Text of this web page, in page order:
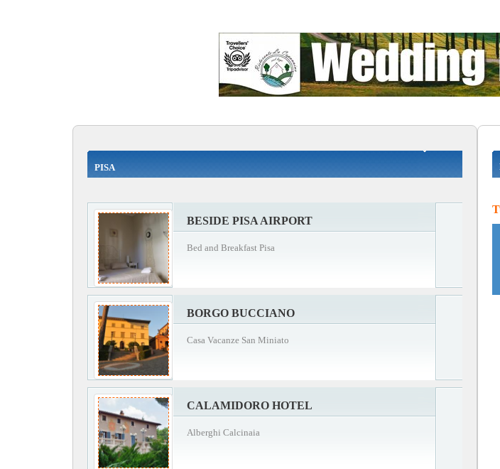
PISA
BESIDE PISA AIRPORT
Bed and Breakfast Pisa
BORGO BUCCIANO
Casa Vacanze San Miniato
CALAMIDORO HOTEL
Alberghi Calcinaia